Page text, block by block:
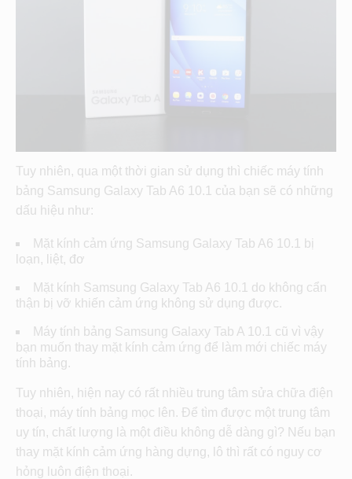
Tuy nhiên, qua một thời gian sử dụng thì chiếc máy tính
bảng Samsung Galaxy Tab A6 10.1 của bạn sẽ có những
dấu hiệu như:
Mặt kính cảm ứng Samsung Galaxy Tab A6 10.1 bị
loạn, liệt, đơ
Mặt kính Samsung Galaxy Tab A6 10.1 do không cẩn
thận bị vỡ khiến cảm ứng không sử dụng được.
Máy tính bảng Samsung Galaxy Tab A 10.1 cũ vì vậy
bạn muốn thay mặt kính cảm ứng để làm mới chiếc máy
tính bảng.
Tuy nhiên, hiện nay có rất nhiều trung tâm sửa chữa điện
thoại, máy tính bảng mọc lên. Để tìm được một trung tâm
uy tín, chất lượng là một điều không dễ dàng gì? Nếu bạn
thay mặt kính cảm ứng hàng dựng, lô thì rất có nguy cơ
hỏng luôn điện thoại.